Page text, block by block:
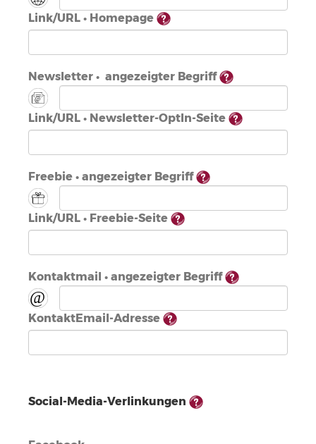
Link/URL • Homepage
Newsletter • angezeigter Begriff
Link/URL • Newsletter-OptIn-Seite
Freebie • angezeigter Begriff
Link/URL • Freebie-Seite
Kontaktmail • angezeigter Begriff
KontaktEmail-Adresse
Social-Media-Verlinkungen